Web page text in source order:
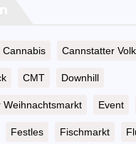
Cannabis Cannstatter
CMT Downhill
Weihnachtsmarkt Event
Festles Fischmarkt